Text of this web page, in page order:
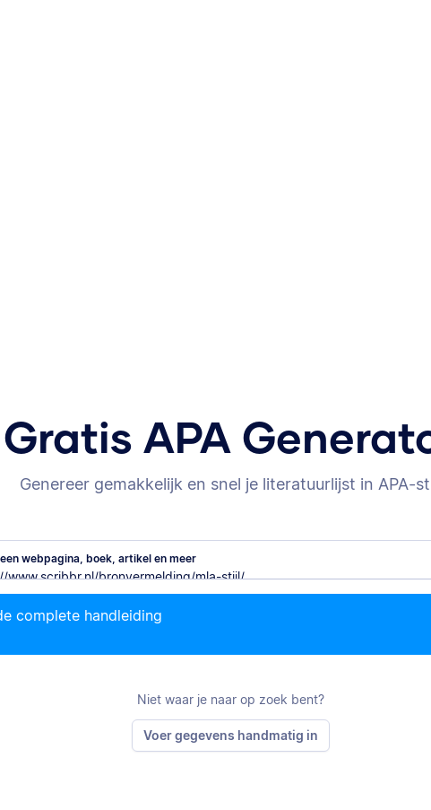
Gratis APA
Genereer gemakkelijk en snel je literatuurlijst in APA-
webpagina, boek, artikel en meer
complete handleiding
Niet waar je naar op zoek bent?
Voer gegevens handmatig in